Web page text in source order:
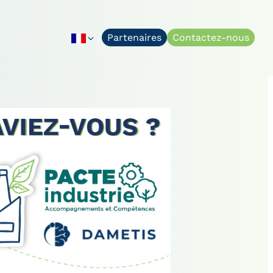
Partenaires Contactez-nous